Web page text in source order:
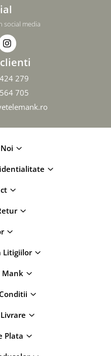
social media
279
705
Litigiilor
Mank
Plata